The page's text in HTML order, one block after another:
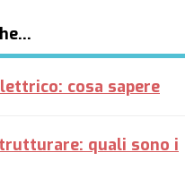
cosa sapere
quali sono i